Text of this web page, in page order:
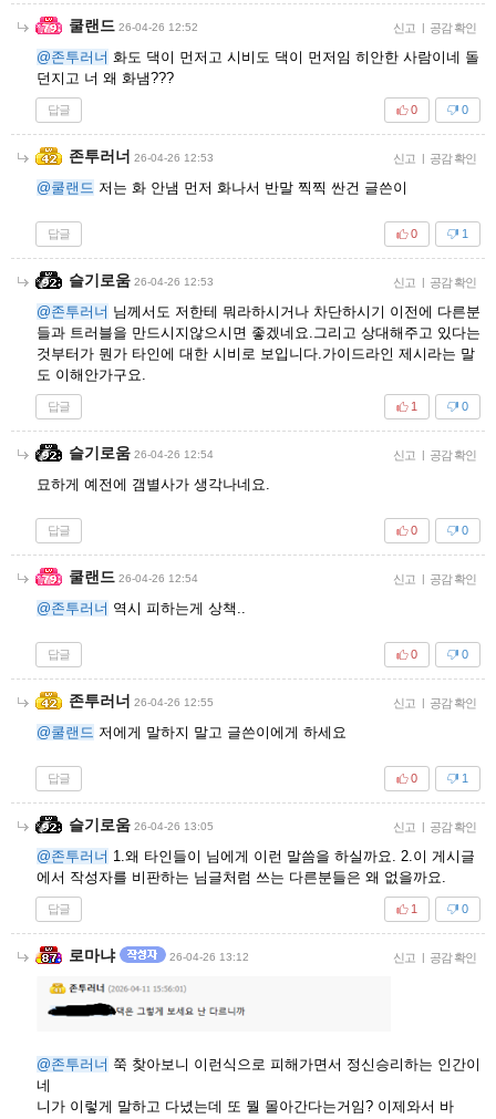
쿨랜드 26-04-26 12:52 신고 | 공감 확인
@존투러너 화도 댁이 먼저고 시비도 댁이 먼저임 히안한 사람이네 돌
던지고 너 왜 화냄???
답글 0
0
존투러너 26-04-26 12:53 신고 | 공감 확인
@쿨랜드 저는 화 안냄 먼저 화나서 반말 찍찍 싼건 글쓴이
답글 1
0
슬기로움 26-04-26 12:53 신고 | 공감 확인
@존투러너 님께서도 저한테 뭐라하시거나 차단하시기 이전에 다른분
들과 트러블을 만드시지않으시면 좋겠네요.그리고 상대해주고 있다는
것부터가 뭔가 타인에 대한 시비로 보입니다.가이드라인 제시라는 말
도 이해안가구요.
답글 0
1
슬기로움 26-04-26 12:54 신고 | 공감 확인
묘하게 예전에 갬별사가 생각나네요.
답글 0
0
쿨랜드 26-04-26 12:54 신고 | 공감 확인
@존투러너 역시 피하는게 상책..
답글 0
0
존투러너 26-04-26 12:55 신고 | 공감 확인
@쿨랜드 저에게 말하지 말고 글쓴이에게 하세요
답글 1
0
슬기로움 26-04-26 13:05 신고 | 공감 확인
@존투러너 1.왜 타인들이 님에게 이런 말씀을 하실까요. 2.이 게시글
에서 작성자를 비판하는 님글처럼 쓰는 다른분들은 왜 없을까요.
답글 0
1
로마냐 26-04-26 13:12 신고 | 공감 확인
@존투러너 쭉 찾아보니 이런식으로 피해가면서 정신승리하는 인간이
네
니가 이렇게 말하고 다녔는데 또 뭘 몰아간다는거임? 이제와서 바